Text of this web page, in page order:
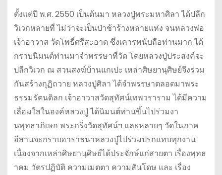
ตั้งแต่ปี พ.ศ. 2550 เป็นต้นมา หลวงปู่พระมหาศิลา ได้ปลีก
วิเวกหลายที่ ไม่ว่าจะเป็นป่าช้าร้างหลายแห่ง จนหลวงพ่อ
เจ้าอาวาส วัดโพธิ์ศรีสะอาด ซึ่งเคารพนับถือท่านมาก ได้
กราบนิมนต์ท่านมาจำพรรษาที่วัด โดยหลวงปู่ประสงค์จะ
ปลีกวิเวก ณ สวนสงฆ์บ้านแกเปะ เหล่าศิษยานุศิษย์จึงร่วม
กันสร้างกุฏิถวาย หลวงปู่ศิลา ได้จำพรรษาตลอดมาพระ
ธรรมรัตนดิลก เจ้าอาวาสวัดสุทัศน์เทพวราราม ได้มีความ
เลื่อมใสในองค์หลวงปู่ ได้นิมนต์ท่านขึ้นไปร่วมงา
นพุทธาภิเษก พระกริ่งวัดสุทัศน์ฯ และหลายๆ วัดในภาค
อีสานจะกราบอาราธนาหลวงปู่ไปร่วมปรกแทบทุกงาน
เนื่องจากเหล่าศิษยานุศิษย์ได้ประจักษ์แก่สายตา เรื่องพุทธ
าคม วัตรปฏิบัติ ความเมตตา ความสันโดษ และ เรื่อง